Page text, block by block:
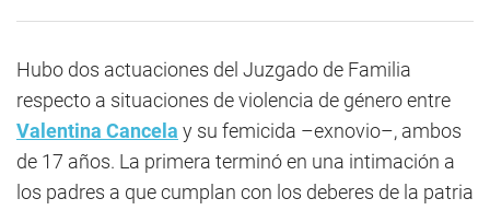
Hubo dos actuaciones del Juzgado de Familia
respecto a situaciones de violencia de género entre
Valentina Cancela y su femicida –exnovio–, ambos
de 17 años. La primera terminó en una intimación a
los padres a que cumplan con los deberes de la patria